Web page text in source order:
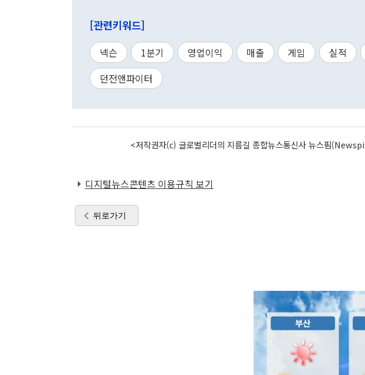
[관련키워드]
넥슨 1분기 영업이익 매출 게임 실적
던전앤파이터
<저작권자(c) 글로벌리더의 지름길 종합뉴스통신사 뉴스핌
디지털뉴스콘텐츠 이용규칙 보기
뒤로가기